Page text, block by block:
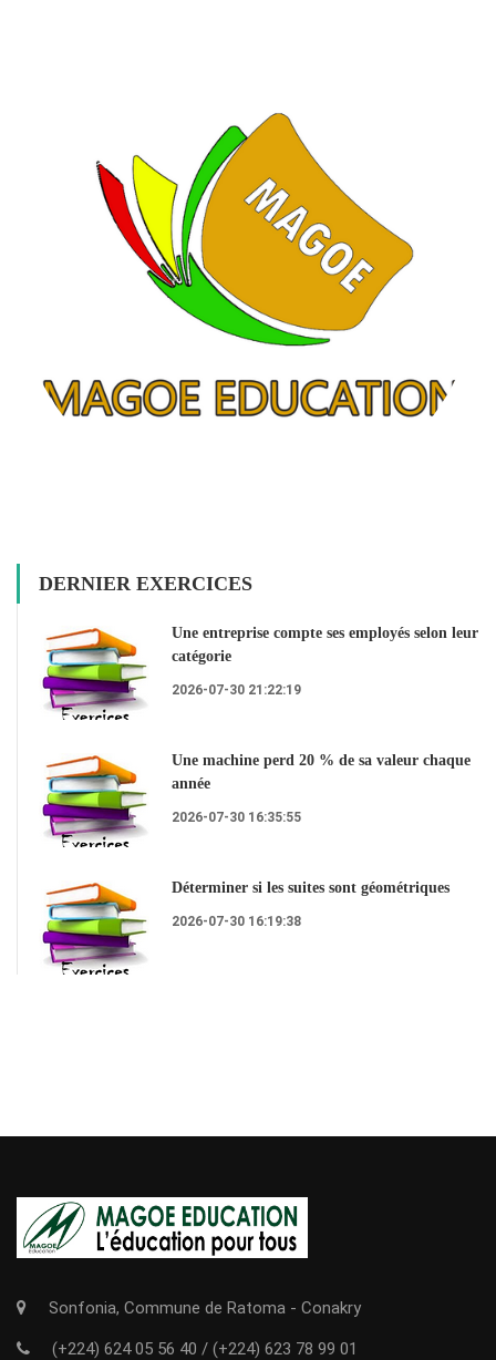
DERNIER EXERCICES
Une entreprise compte ses employés selon leur
catégorie
2026-07-30 21:22:19
Une machine perd 20 % de sa valeur chaque
année
2026-07-30 16:35:55
Déterminer si les suites sont géométriques
2026-07-30 16:19:38
Sonfonia, Commune de Ratoma - Conakry
(+224) 624 05 56 40 / (+224) 623 78 99 01